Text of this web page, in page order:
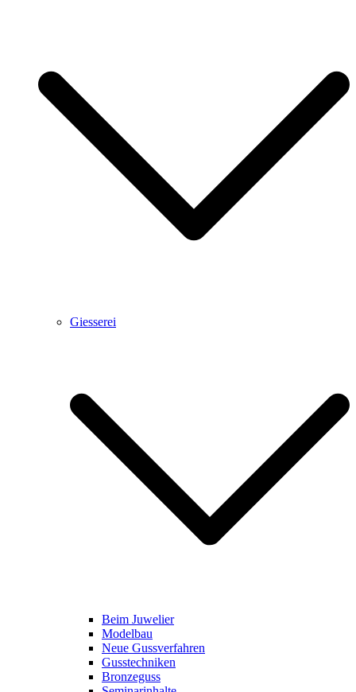
Giesserei
Beim Juwelier
Modelbau
Neue Gussverfahren
Gusstechniken
Bronzeguss